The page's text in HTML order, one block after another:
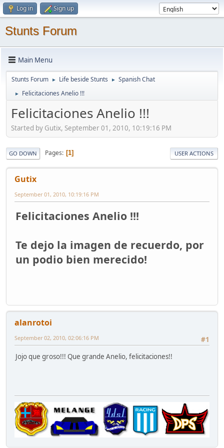
Log in Sign up
Stunts Forum
Main Menu
Stunts Forum ► Life beside Stunts ► Spanish Chat
► Felicitaciones Anelio !!!
Felicitaciones Anelio !!!
Started by Gutix, September 01, 2010, 10:19:16 PM
GO DOWN Pages 1 USER ACTIONS
Gutix
September 01, 2010, 10:19:16 PM
Felicitaciones Anelio !!!
Te dejo la imagen de recuerdo, por
un podio bien merecido!
alanrotoi
#1
September 02, 2010, 02:06:16 PM
Jojo que groso!!! Que grande Anelio, felicitaciones!!